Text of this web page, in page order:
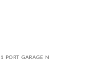
1 PORT GARAGE N